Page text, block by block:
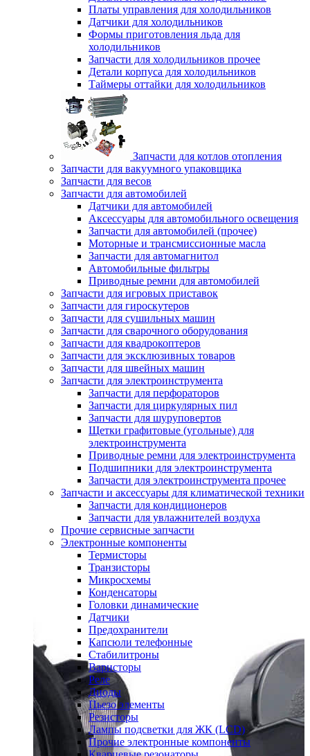
Платы управления для холодильников
Датчики для холодильников
Формы приготовления льда для
холодильников
Запчасти для холодильников прочее
Детали корпуса для холодильников
Таймеры оттайки для холодильников
Запчасти для котлов отопления
Запчасти для вакуумного упаковщика
Запчасти для весов
Запчасти для автомобилей
Датчики для автомобилей
Аксессуары для автомобильного освещения
Запчасти для автомобилей (прочее)
Моторные и трансмиссионные масла
Запчасти для автомагнитол
Автомобильные фильтры
Приводные ремни для автомобилей
Запчасти для игровых приставок
Запчасти для гироскутеров
Запчасти для сушильных машин
Запчасти для сварочного оборудования
Запчасти для квадрокоптеров
Запчасти для эксклюзивных товаров
Запчасти для швейных машин
Запчасти для электроинструмента
Запчасти для перфораторов
Запчасти для циркулярных пил
Запчасти для шуруповертов
Щетки графитовые (угольные) для
электроинструмента
Приводные ремни для электроинструмента
Подшипники для электроинструмента
Запчасти для электроинструмента прочее
Запчасти и аксессуары для климатической техники
Запчасти для кондиционеров
Запчасти для увлажнителей воздуха
Прочие сервисные запчасти
Электронные компоненты
Термисторы
Транзисторы
Микросхемы
Конденсаторы
Головки динамические
Датчики
Предохранители
Капсюли телефонные
Стабилитроны
Варисторы
Реле
Диоды
Пьезо элементы
Резисторы
Лампы подсветки для ЖК (LCD)
Прочие электронные компоненты